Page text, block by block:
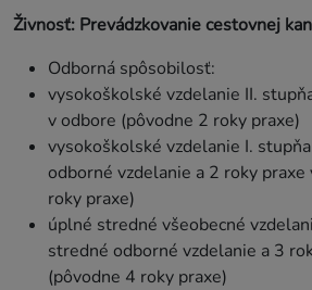
Živnosť: Prevádzkovanie cestovnej
Odborná spôsobilosť:
vysokoškolské vzdelanie II.
v odbore (pôvodne 2 roky praxe)
vysokoškolské vzdelanie I.
odborné vzdelanie a 2 roky
roky praxe)
úplné stredné všeobecné
stredné odborné vzdelanie a 3
(pôvodne 4 roky praxe)